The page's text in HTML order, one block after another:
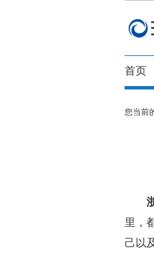
首页
您当前
里，
己以